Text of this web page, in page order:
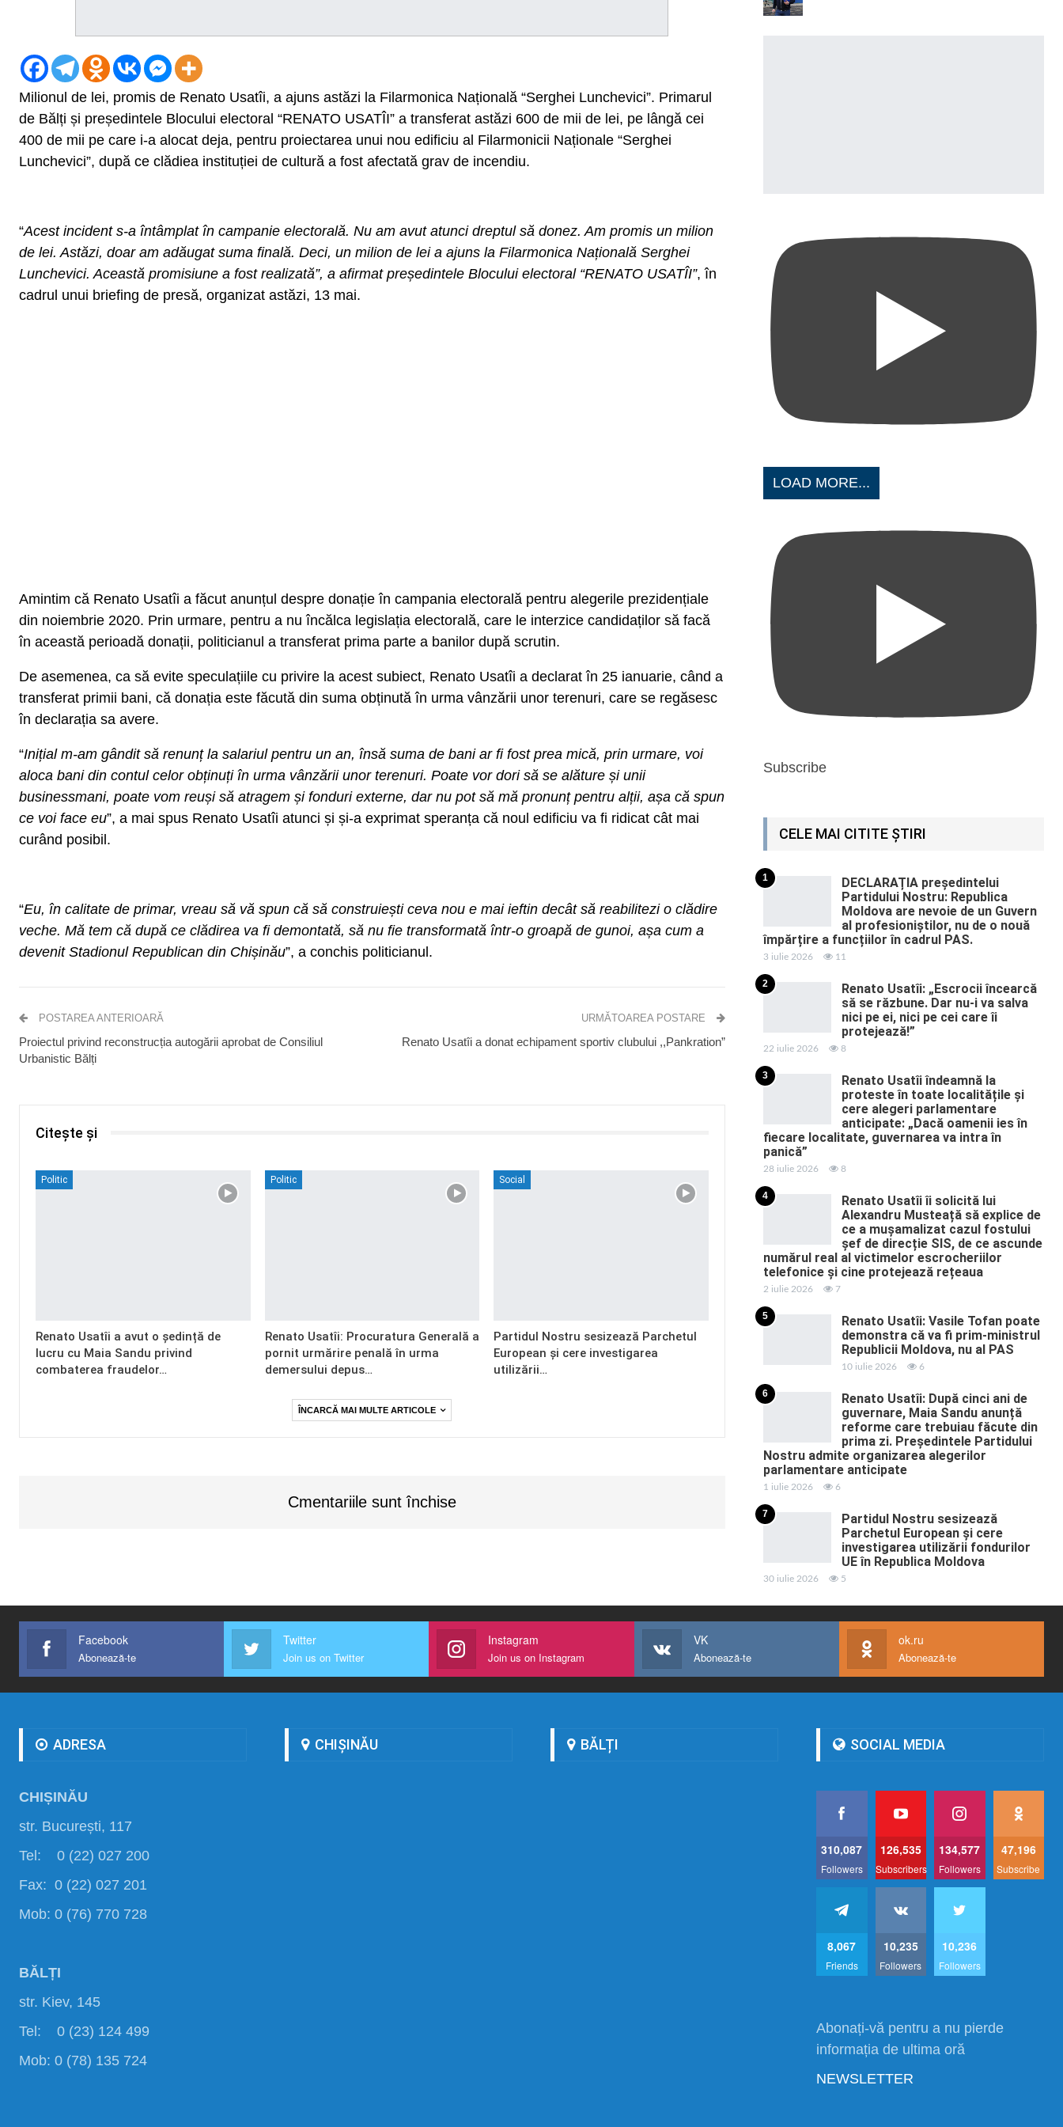
Milionul de lei, promis de Renato Usatîi, a ajuns astăzi la Filarmonica Națională “Serghei Lunchevici”. Primarul
de Bălți și președintele Blocului electoral “RENATO USATÎI” a transferat astăzi 600 de mii de lei, pe lângă cei
400 de mii pe care i-a alocat deja, pentru proiectarea unui nou edificiu al Filarmonicii Naționale “Serghei
Lunchevici”, după ce clădiea instituției de cultură a fost afectată grav de incendiu.
“Acest incident s-a întâmplat în campanie electorală. Nu am avut atunci dreptul să donez. Am promis un milion
de lei. Astăzi, doar am adăugat suma finală. Deci, un milion de lei a ajuns la Filarmonica Națională Serghei
Lunchevici. Această promisiune a fost realizată”, a afirmat președintele Blocului electoral “RENATO USATÎI”, în
cadrul unui briefing de presă, organizat astăzi, 13 mai.
Amintim că Renato Usatîi a făcut anunțul despre donație în campania electorală pentru alegerile prezidențiale
din noiembrie 2020. Prin urmare, pentru a nu încălca legislația electorală, care le interzice candidaților să facă
în această perioadă donații, politicianul a transferat prima parte a banilor după scrutin.
De asemenea, ca să evite speculațiile cu privire la acest subiect, Renato Usatîi a declarat în 25 ianuarie, când a
transferat primii bani, că donația este făcută din suma obținută în urma vânzării unor terenuri, care se regăsesc
în declarația sa avere.
“Inițial m-am gândit să renunț la salariul pentru un an, însă suma de bani ar fi fost prea mică, prin urmare, voi
aloca bani din contul celor obținuți în urma vânzării unor terenuri. Poate vor dori să se alăture și unii
businessmani, poate vom reuși să atragem și fonduri externe, dar nu pot să mă pronunț pentru alții, așa că spun
ce voi face eu”, a mai spus Renato Usatîi atunci și și-a exprimat speranța că noul edificiu va fi ridicat cât mai
curând posibil.
“Eu, în calitate de primar, vreau să vă spun că să construiești ceva nou e mai ieftin decât să reabilitezi o clădire
veche. Mă tem că după ce clădirea va fi demontată, să nu fie transformată într-o groapă de gunoi, așa cum a
devenit Stadionul Republican din Chișinău”, a conchis politicianul.
POSTAREA ANTERIOARĂ
Proiectul privind reconstrucția autogării aprobat de Consiliul
Urbanistic Bălți
URMĂTOAREA POSTARE
Renato Usatîi a donat echipament sportiv clubului ,,Pankration”
Citește și
Politic
Renato Usatîi a avut o ședință de
lucru cu Maia Sandu privind
combaterea fraudelor…
Politic
Renato Usatîi: Procuratura Generală a
pornit urmărire penală în urma
demersului depus…
Social
Partidul Nostru sesizează Parchetul
European și cere investigarea
utilizării…
ÎNCARCĂ MAI MULTE ARTICOLE
Cmentariile sunt închise
LOAD MORE...
Subscribe
CELE MAI CITITE ȘTIRI
1
DECLARAȚIA președintelui
Partidului Nostru: Republica
Moldova are nevoie de un Guvern
al profesioniștilor, nu de o nouă
împărțire a funcțiilor în cadrul PAS.
3 iulie 2026 11
2
Renato Usatîi: „Escrocii încearcă
să se răzbune. Dar nu-i va salva
nici pe ei, nici pe cei care îi
protejează!”
22 iulie 2026 8
3
Renato Usatîi îndeamnă la
proteste în toate localitățile și
cere alegeri parlamentare
anticipate: „Dacă oamenii ies în
fiecare localitate, guvernarea va intra în
panică”
28 iulie 2026 8
4
Renato Usatîi îi solicită lui
Alexandru Musteață să explice de
ce a mușamalizat cazul fostului
șef de direcție SIS, de ce ascunde
numărul real al victimelor escrocheriilor
telefonice și cine protejează rețeaua
2 iulie 2026 7
5
Renato Usatîi: Vasile Tofan poate
demonstra că va fi prim-ministrul
Republicii Moldova, nu al PAS
10 iulie 2026 6
6
Renato Usatîi: După cinci ani de
guvernare, Maia Sandu anunță
reforme care trebuiau făcute din
prima zi. Președintele Partidului
Nostru admite organizarea alegerilor
parlamentare anticipate
1 iulie 2026 6
7
Partidul Nostru sesizează
Parchetul European și cere
investigarea utilizării fondurilor
UE în Republica Moldova
30 iulie 2026 5
Facebook
Abonează-te
Twitter
Join us on Twitter
Instagram
Join us on Instagram
VK
Abonează-te
ok.ru
Abonează-te
ADRESA
CHIȘINĂU
str. București, 117
Tel: 0 (22) 027 200
Fax: 0 (22) 027 201
Mob: 0 (76) 770 728
BĂLȚI
str. Kiev, 145
Tel: 0 (23) 124 499
Mob: 0 (78) 135 724
CHIȘINĂU BĂLȚI SOCIAL MEDIA
310,087
Followers
126,535
Subscribers
134,577
Followers
47,196
Subscribe
8,067
Friends
10,235
Followers
10,236
Followers
Abonați-vă pentru a nu pierde
informația de ultima oră
NEWSLETTER